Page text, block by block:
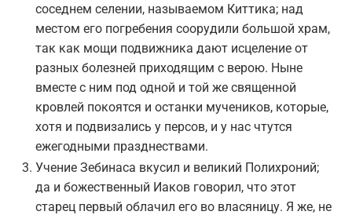
соседнем селении, называемом Киттика; над
местом его погребения соорудили большой храм,
так как мощи подвижника дают исцеление от
разных болезней приходящим с верою. Ныне
вместе с ним под одной и той же священной
кровлей покоятся и останки мучеников, которые,
хотя и подвизались у персов, и у нас чтутся
ежегодными празднествами.
Учение Зебинаса вкусил и великий Полихроний;
да и божественный Иаков говорил, что этот
старец первый облачил его во власяницу. Я же, не